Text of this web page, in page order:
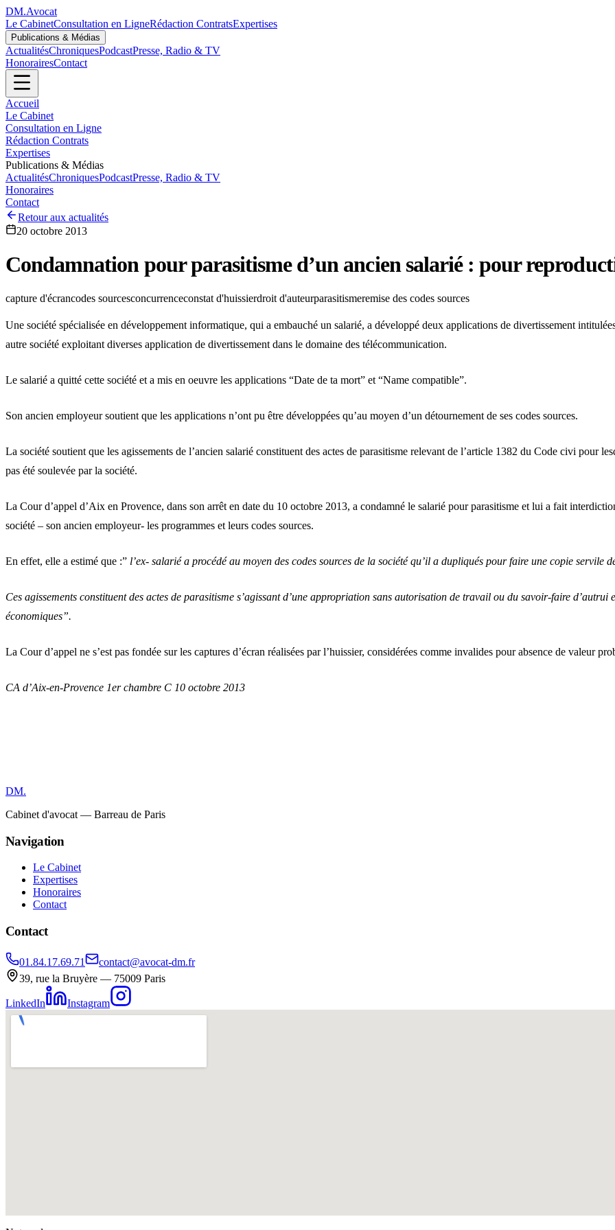
DM.Avocat
Le CabinetConsultation en LigneRédaction ContratsExpertises
Publications & Médias
ActualitésChroniquesPodcastPresse, Radio & TV
HonorairesContact
Accueil
Le Cabinet
Consultation en Ligne
Rédaction Contrats
Expertises
Publications & Médias
ActualitésChroniquesPodcastPresse, Radio & TV
Honoraires
Contact
Retour aux actualités
20 octobre 2013
Condamnation pour parasitisme d’un ancien salarié : pour
capture d'écrancodes sourcesconcurrenceconstat d'huissierdroit d'auteurparasitismeremise des codes sources
Une société spécialisée en développement informatique, qui a embauché un salarié, a développé deux applications de divertissement
autre société exploitant diverses application de divertissement dans le domaine des télécommunication.
Le salarié a quitté cette société et a mis en oeuvre les applications “Date de ta mort” et “Name compatible”.
Son ancien employeur soutient que les applications n’ont pu être développées qu’au moyen d’un détournement de ses codes sources.
La société soutient que les agissements de l’ancien salarié constituent des actes de parasitisme relevant de l’article 1382 du Code civi pour
pas été soulevée par la société.
La Cour d’appel d’Aix en Provence, dans son arrêt en date du 10 octobre 2013, a condamné le salarié pour parasitisme et lui a fait
société – son ancien employeur- les programmes et leurs codes sources.
En effet, elle a estimé que :” l’ex- salarié a procédé au moyen des codes sources de la société qu’il a dupliqués pour faire une copie servile
Ces agissements constituent des actes de parasitisme s’agissant d’une appropriation sans autorisation de travail ou du savoir-faire d’autrui
économiques”.
La Cour d’appel ne s’est pas fondée sur les captures d’écran réalisées par l’huissier, considérées comme invalides pour absence de valeur
CA d’Aix-en-Provence 1er chambre C 10 octobre 2013
DM.
Cabinet d'avocat — Barreau de Paris
Navigation
Le Cabinet
Expertises
Honoraires
Contact
Contact
01.84.17.69.71
contact@avocat-dm.fr
39, rue la Bruyère — 75009 Paris
LinkedIn Instagram